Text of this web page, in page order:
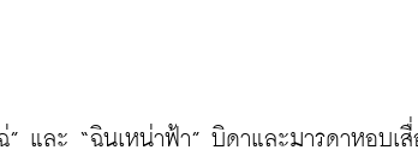
และ “ฉินเหน่าฟ้า” บิดาและมารดาหอบเ